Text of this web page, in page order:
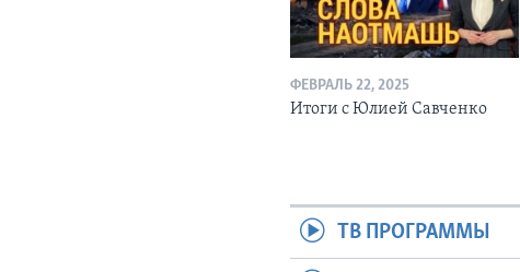
ФЕВРАЛЬ 22, 2025
Итоги с Юлией Савченко
ТВ ПРОГРАММЫ